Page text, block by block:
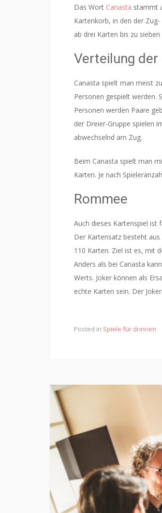
Das Wort Canasta stammt
Kartenkorb, in den der
ab drei Karten bis zu
Verteilung der
Canasta spielt man meist
Personen gespielt werden.
Personen werden Paare
der Dreier-Gruppe spielen
abwechselnd am Zug.
Beim Canasta spielt man
Karten. Je nach
Rommee
Auch dieses Kartenspiel ist
Der Kartensatz besteht
110 Karten. Ziel ist es, mit
Anders als bei Canasta
Werts. Joker können als
echte Karten sein. Der
Posted in Spiele für drinnen